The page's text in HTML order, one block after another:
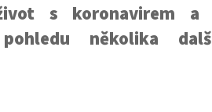
s koronavirem a
několika